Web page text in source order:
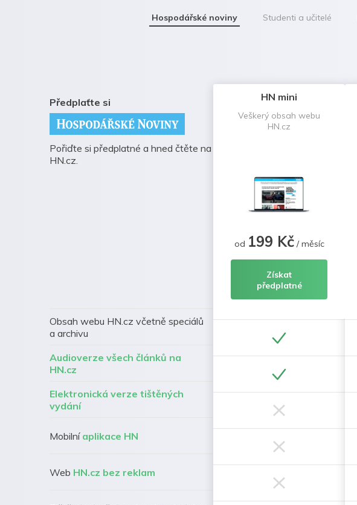
Hospodářské noviny Studenti a učitelé
Předplaťte si
Pořiďte si předplatné a hned čtěte na
HN.cz.
Obsah webu HN.cz včetně speciálů
a archivu
Audioverze všech článků na
HN.cz
Elektronická verze tištěných
vydání
Mobilní aplikace HN
Web HN.cz bez reklam
HN mini
Veškerý obsah webu
HN.cz
od 199 Kč/ měsíc
Získat
předplatné